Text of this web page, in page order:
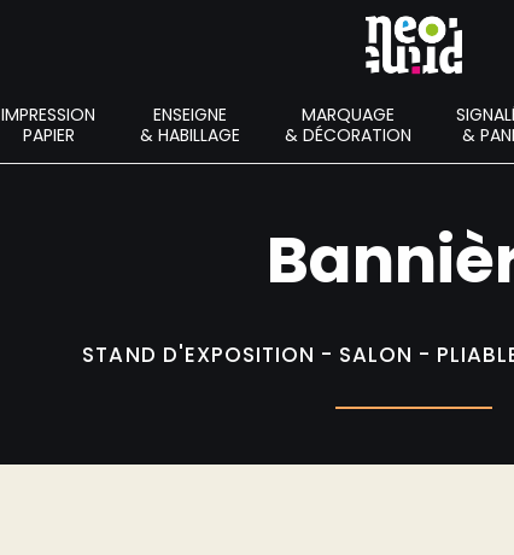
Neoprint
Imprimerie numérique petit et grand format
IMPRESSION
PAPIER
ENSEIGNE
& HABILLAGE
MARQUAGE
& DÉCORATION
&
STAND D'EXPOSITION - SALON -